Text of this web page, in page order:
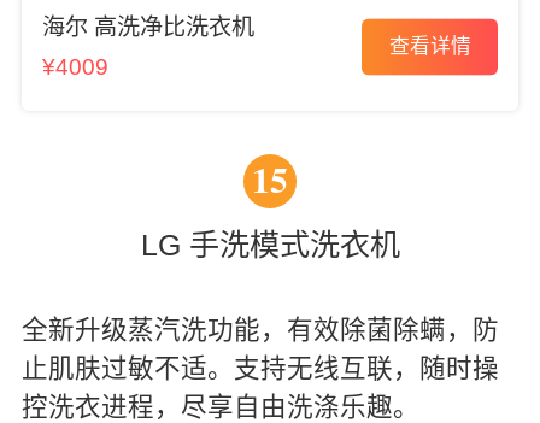
海尔 高洗净比洗衣机
¥4009
查看详情
15
LG 手洗模式洗衣机
全新升级蒸汽洗功能，有效除菌除螨，防
止肌肤过敏不适。支持无线互联，随时操
控洗衣进程，尽享自由洗涤乐趣。